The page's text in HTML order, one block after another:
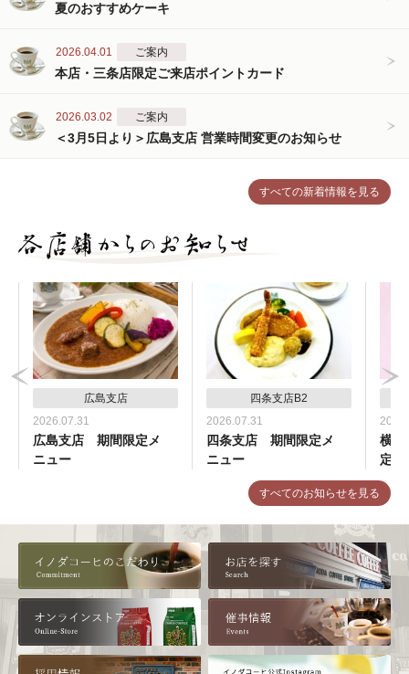
すべての新着情報を見る
夏のおすすめケーキ
2026.04.01 ご案内
本店・三条店限定ご来店ポイントカード
2026.03.02 ご案内
＜3月5日より＞広島支店 営業時間変更のお知らせ
すべてのお知らせを見る
広島支店
2026.07.31
広島支店 期間限定メ
ニュー
四条支店B2
2026.07.31
四条支店 期間限定メ
ニュー
横
定メ